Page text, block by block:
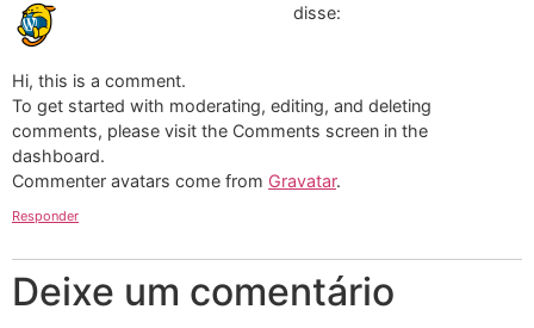
disse:
Hi, this is a comment.
To get started with moderating, editing, and deleting
comments, please visit the Comments screen in the
dashboard.
Commenter avatars come from Gravatar.
Responder
Deixe um comentário